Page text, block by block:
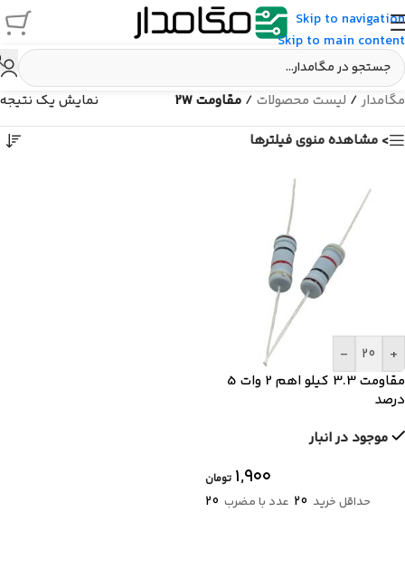
Skip to navigation
Skip to main content
مگامدار/ لیست محصولات / مقاومت 2W
نمایش یک نتیجه
> مشاهده منوی فیلترها
-
+
مقاومت 3.3 کیلو اهم 2 وات 5
درصد
موجود در انبار
۱,۹۰۰ تومان
حداقل خرید 20 عدد با مضرب 20